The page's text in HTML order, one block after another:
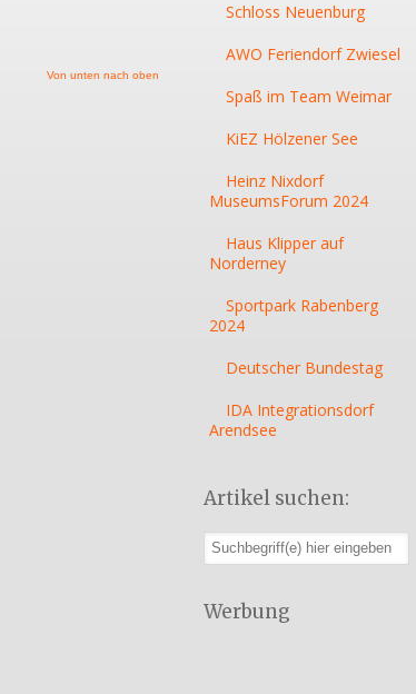
Von unten nach oben
Schloss Neuenburg
AWO Feriendorf Zwiesel
Spaß im Team Weimar
KiEZ Hölzener See
Heinz Nixdorf
MuseumsForum 2024
Haus Klipper auf
Norderney
Sportpark Rabenberg
2024
Deutscher Bundestag
IDA Integrationsdorf
Arendsee
Artikel suchen:
Werbung